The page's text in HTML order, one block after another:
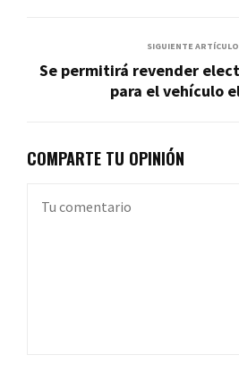
SIGUIENTE ARTÍCULO
Se permitirá revender
para el vehículo
COMPARTE TU OPINIÓN